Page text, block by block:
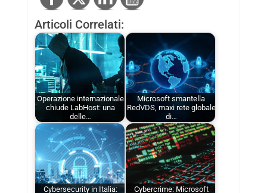
Articoli Correlati:
Operazione internazionale
chiude LabHost: una
delle…
Microsoft smantella
RedVDS, maxi rete globale
di…
Cybersecurity in Italia: Cybercrime: Microsoft